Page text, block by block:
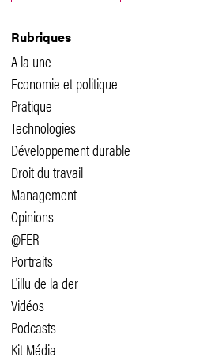
Rubriques
A la une
Economie et politique
Pratique
Technologies
Développement durable
Droit du travail
Management
Opinions
@FER
Portraits
L'illu de la der
Vidéos
Podcasts
Kit Média